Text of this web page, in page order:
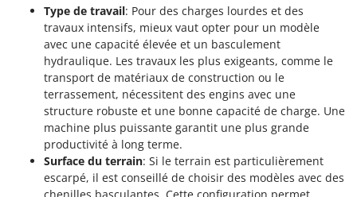
Sbaraglia
Schnitzer
Seven Italy
Shark
Silky
Simatech
Sirman
Skil
Type de travail: Pour des charges lourdes et des
travaux intensifs, mieux vaut opter pour un modèle
avec une capacité élevée et un basculement
hydraulique. Les travaux les plus exigeants, comme le
transport de matériaux de construction ou le
terrassement, nécessitent des engins avec une
structure robuste et une bonne capacité de charge. Une
machine plus puissante garantit une plus grande
productivité à long terme.
Surface du terrain: Si le terrain est particulièrement
escarpé, il est conseillé de choisir des modèles avec des